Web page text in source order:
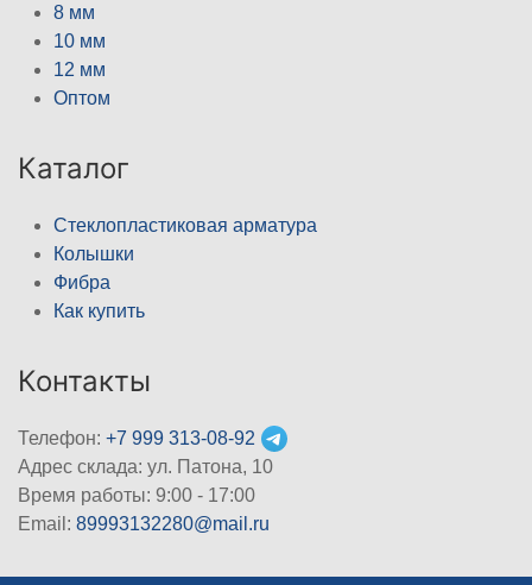
8 мм
10 мм
12 мм
Оптом
Каталог
Стеклопластиковая арматура
Колышки
Фибра
Как купить
Контакты
Телефон: +7 999 313-08-92
Адрес склада: ул. Патона, 10
Время работы: 9:00 - 17:00
Email: 89993132280@mail.ru